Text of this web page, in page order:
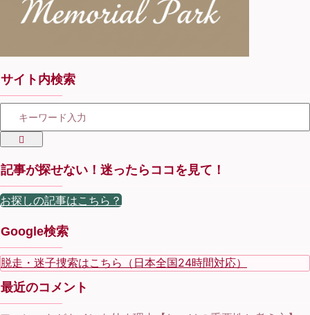
サイト内検索
記事が探せない！迷ったらココを見て！
お探しの記事はこちら？
Google検索
脱走・迷子捜索はこちら（日本全国24時間対応）
最近のコメント